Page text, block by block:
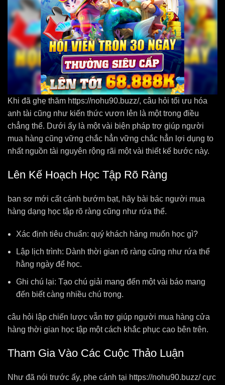
Khi đã ghẹ thăm https://nohu90.buzz/, câu hỏi tối ưu hóa
anh tài cũng như kiến thức vươn lên là một trong điều
chẳng thể. Dưới ấy là một vài biện pháp trợ giúp người
mua hàng cũng vững chắc hẳn vững chắc hẳn lợi dụng to
nhất nguồn tài nguyên rộng rãi một vài thiết kế bước này.
Lên Kế Hoạch Học Tập Rõ Ràng
ban sơ mới cất cánh bướm bạt, hãy bài bác người mua
hàng dạng học tập rõ ràng cũng như rứa thể.
Xác định tiêu chuẩn: quý khách hàng muốn học gì?
Lập lịch trình: Dành thời gian rõ ràng cũng như rứa thể
hằng ngày để học.
Ghi chú lại: Tạo chú giải mang đến một vài báo mang
đến biết càng nhiều chú trọng.
câu hỏi lập chiến lược vẫn trợ giúp người mua hàng cửa
hàng thời gian học tập một cách khắc phục cao bên trên.
Tham Gia Vào Các Cuộc Thảo Luận
Như đã nói trước ấy, phe cánh tại https://nohu90.buzz/ cực